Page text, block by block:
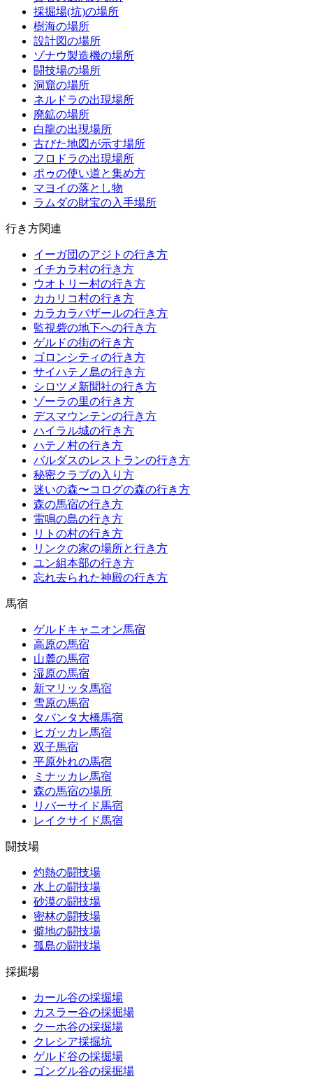
採掘場(坑)の場所
樹海の場所
設計図の場所
ゾナウ製造機の場所
闘技場の場所
洞窟の場所
ネルドラの出現場所
廃鉱の場所
白龍の出現場所
古びた地図が示す場所
フロドラの出現場所
ポゥの使い道と集め方
マヨイの落とし物
ラムダの財宝の入手場所
行き方関連
イーガ団のアジトの行き方
イチカラ村の行き方
ウオトリー村の行き方
カカリコ村の行き方
カラカラバザールの行き方
監視砦の地下への行き方
ゲルドの街の行き方
ゴロンシティの行き方
サイハテノ島の行き方
シロツメ新聞社の行き方
ゾーラの里の行き方
デスマウンテンの行き方
ハイラル城の行き方
ハテノ村の行き方
バルダスのレストランの行き方
秘密クラブの入り方
迷いの森〜コログの森の行き方
森の馬宿の行き方
雷鳴の島の行き方
リトの村の行き方
リンクの家の場所と行き方
ユン組本部の行き方
忘れ去られた神殿の行き方
馬宿
ゲルドキャニオン馬宿
高原の馬宿
山麓の馬宿
湿原の馬宿
新マリッタ馬宿
雪原の馬宿
タバンタ大橋馬宿
ヒガッカレ馬宿
双子馬宿
平原外れの馬宿
ミナッカレ馬宿
森の馬宿の場所
リバーサイド馬宿
レイクサイド馬宿
闘技場
灼熱の闘技場
水上の闘技場
砂漠の闘技場
密林の闘技場
僻地の闘技場
孤島の闘技場
採掘場
カール谷の採掘場
カスラー谷の採掘場
クーホ谷の採掘場
クレシア採掘坑
ゲルド谷の採掘場
ゴングル谷の採掘場